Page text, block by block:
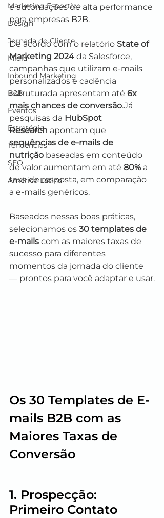
Marketing Esportivo
Design
Jornada do Cliente
Mídia
Inbound Marketing
B2B
Eventos
Estratégia
Tendências
SEO
América Latina
e automações de alta performance
para empresas B2B.
De acordo com o relatório State of
Marketing 2024 da Salesforce,
campanhas que utilizam e-mails
personalizados e cadência
estruturada apresentam até 6x
mais chances de conversão.Já
pesquisas da HubSpot
Research apontam que
sequências de e-mails de
nutrição baseadas em conteúdo
de valor aumentam em até 80% a
taxa de resposta, em comparação
a e-mails genéricos.
Baseados nessas boas práticas,
selecionamos os 30 templates de
e-mails com as maiores taxas de
sucesso para diferentes
momentos da jornada do cliente
— prontos para você adaptar e usar.
Os 30 Templates de E-
mails B2B com as
Maiores Taxas de
Conversão
1. Prospecção:
Primeiro Contato